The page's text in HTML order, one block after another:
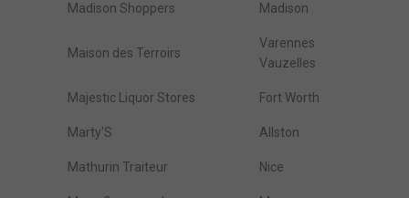
Madison Shoppers Madison
Maison des Terroirs
Varennes
Vauzelles
Majestic Liquor Stores Fort Worth
Marty'S Allston
Mathurin Traiteur Nice